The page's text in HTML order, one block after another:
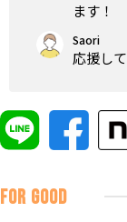
ます！
Saori
応援し
FOR GOOD